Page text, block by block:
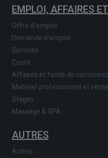
EMPLOI, AFFAIRES
Offre d'emploi
Demande d'emploi
Services
Cours
Affaires et fonds de
Matériel professionnel et
Stages
Massage & SPA
AUTRES
Autres